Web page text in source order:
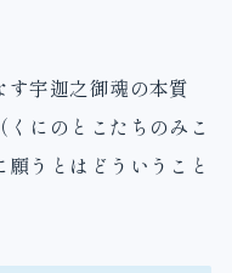
す宇迦之御魂の本質
にのとこたちのみこ
うとはどういうこと